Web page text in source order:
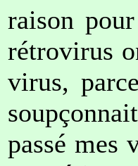
raison
rétrovirus
virus,
passé mes